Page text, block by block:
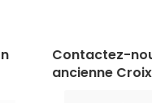
Contactez-
ancienne Croix